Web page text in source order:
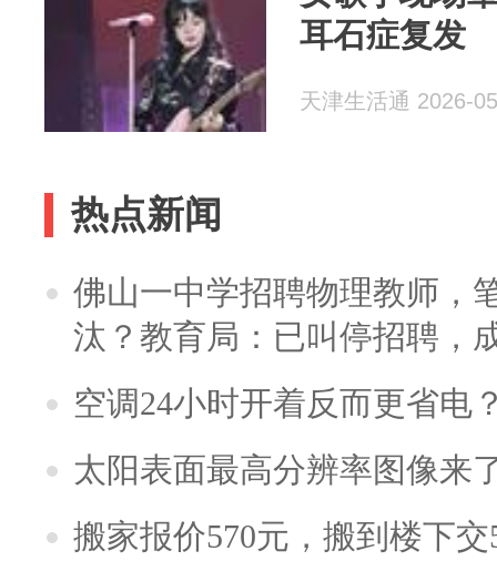
耳石症复发
天津生活通 2026-
热点新闻
佛山一中学招聘物理教师，
汰？教育局：已叫停招聘，
空调24小时开着反而更省电
太阳表面最高分辨率图像来
搬家报价570元，搬到楼下